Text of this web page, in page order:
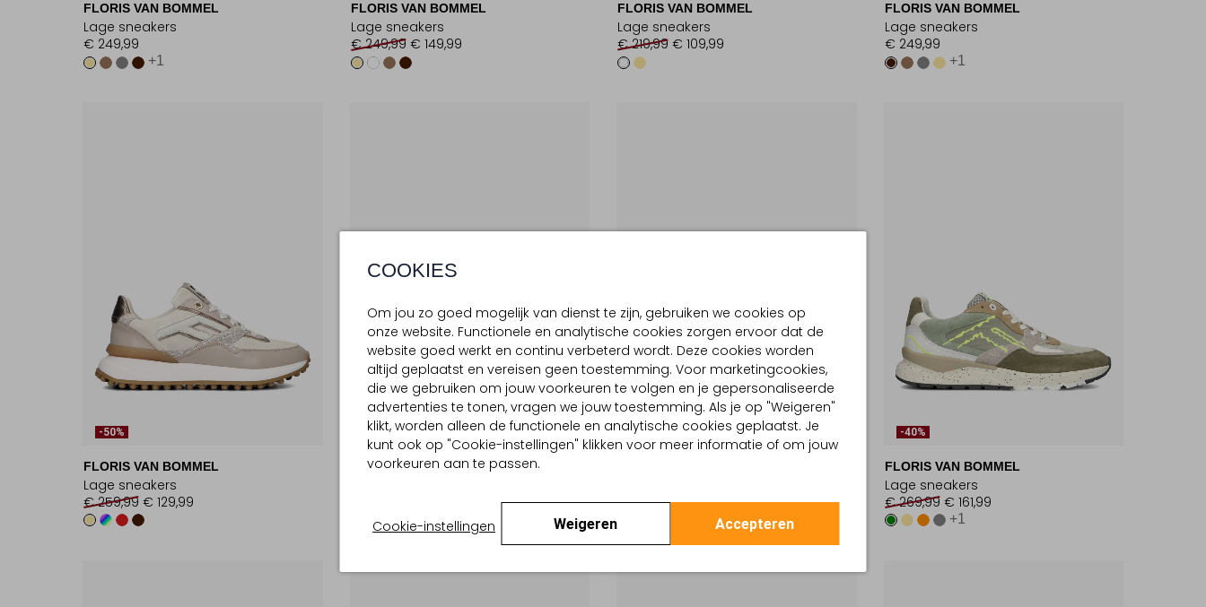
COOKIES
Om jou zo goed mogelijk van dienst te zijn, gebruiken we cookies op
onze website. Functionele en analytische cookies zorgen ervoor dat de
website goed werkt en continu verbeterd wordt. Deze cookies worden
altijd geplaatst en vereisen geen toestemming. Voor marketingcookies,
die we gebruiken om jouw voorkeuren te volgen en je gepersonaliseerde
advertenties te tonen, vragen we jouw toestemming. Als je op "Weigeren"
klikt, worden alleen de functionele en analytische cookies geplaatst. Je
kunt ook op "Cookie-instellingen" klikken voor meer informatie of om jouw
voorkeuren aan te passen.
Cookie-instellingen Weigeren Accepteren
FLORIS VAN BOMMEL
Lage sneakers
€ 249,99
+1
FLORIS VAN BOMMEL
Lage sneakers
€ 249,99 € 149,99
FLORIS VAN BOMMEL
Lage sneakers
€ 219,99 € 109,99
FLORIS VAN BOMMEL
Lage sneakers
€ 249,99
+1
-50%
FLORIS VAN BOMMEL
Lage sneakers
€ 259,99 € 129,99
-50%
FLORIS VAN BOMMEL
-40%
€ 259,99 € 155,99
-40%
FLORIS VAN BOMMEL
Lage sneakers
€ 269,99 € 161,99
+1